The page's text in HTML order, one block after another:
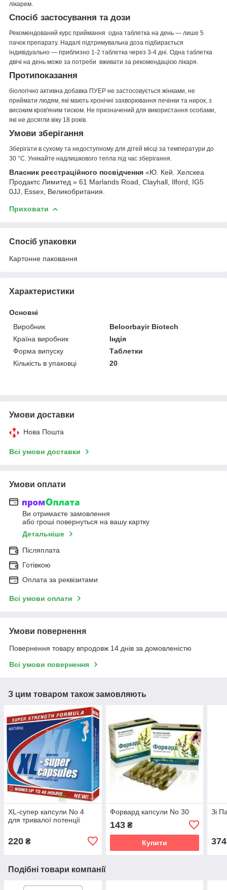
лікарем.
Спосіб застосування та дози
Рекомендований курс приймання одна таблетка на день — лише 5
пачок препарату. Надалі підтримувальна доза підбирається
індивідуально — приблизно 1-2 таблетка через 3-4 дні. Одна таблетка
двічі на день може за потреби вживати за рекомендацією лікаря.
Протипоказання
біологічно активна добавка ПУЕР не застосовується жінками, не
приймати людям, які мають хронічні захворювання печінки та нирок, з
високим кров'яним тиском. Не призначений для використання особами,
які не досягли віку 18 років.
Умови зберігання
Зберігати в сухому та недоступному для дітей місці за температури до
30 °C. Уникайте надлишкового тепла під час зберігання.
Власник реєстраційного посвідчення «Ю. Кей. Хелскеа
Продактс Лимитед » 61 Marlands Road, Clayhall, Ilford, IG5
0JJ, Essex, Великобритания.
Приховати
Спосіб упаковки
Картонне паковання
Характеристики
Основні
Виробник
Beloorbayir Biotech
Країна виробник
Індія
Форма випуску
Таблетки
Кількість в упаковці
20
Умови доставки
Нова Пошта
Всі умови доставки
Умови оплати
Ви отримаєте замовлення
або гроші повернуться на вашу картку
Детальніше
Післяплата
Готівкою
Оплата за реквізитами
Всі умови оплати
Умови повернення
Повернення товару впродовж 14 днів за домовленістю
Всі умови повернення
З цим товаром також замовляють
XL-супер капсули No 4
для тривалої потенції
220 ₴
Форвард капсули No 30
143₴
Купити
Зі
374
Подібні товари компанії